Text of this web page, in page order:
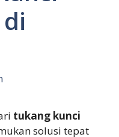
tukang kunci
solusi tepat